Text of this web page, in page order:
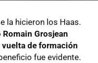
la hicieron los Haas.
Grosjean
vuelta de formación
fue evidente.